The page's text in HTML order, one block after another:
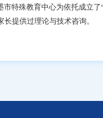
特殊教育中心为依托成立了
提供过理论与技术咨询。